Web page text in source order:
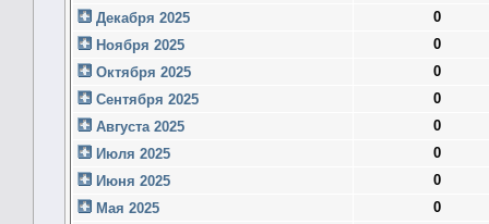
Декабря 2025
0
Ноября 2025
0
Октября 2025
0
Сентября 2025
0
Августа 2025
0
Июля 2025
0
Июня 2025
0
Мая 2025
0